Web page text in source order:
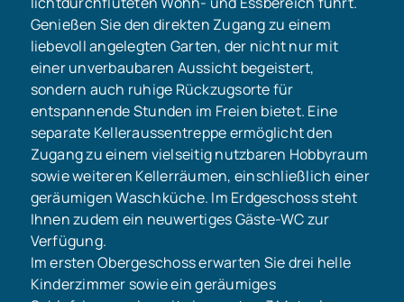
Genießen Sie den direkten Zugang zu einem
liebevoll angelegten Garten, der nicht nur mit
einer unverbaubaren Aussicht begeistert,
sondern auch ruhige Rückzugsorte für
entspannende Stunden im Freien bietet. Eine
separate Kelleraussentreppe ermöglicht den
Zugang zu einem vielseitig nutzbaren Hobbyraum
sowie weiteren Kellerräumen, einschließlich einer
geräumigen Waschküche. Im Erdgeschoss steht
Ihnen zudem ein neuwertiges Gäste-WC zur
Verfügung.
Im ersten Obergeschoss erwarten Sie drei helle
Kinderzimmer sowie ein geräumiges